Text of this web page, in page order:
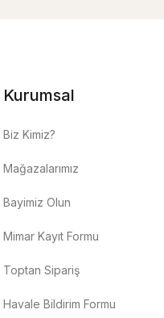
Kurumsal
Biz Kimiz?
Mağazalarımız
Bayimiz Olun
Mimar Kayıt Formu
Toptan Sipariş
Havale Bildirim Formu